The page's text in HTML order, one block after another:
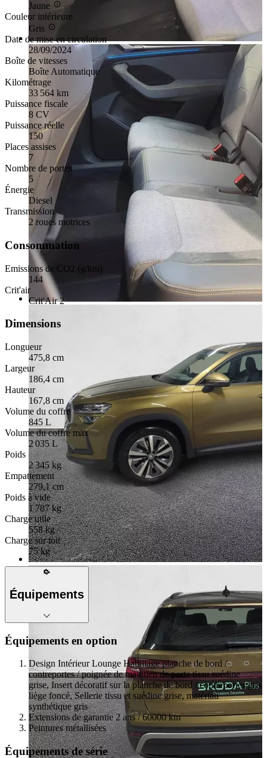
Jaune
Couleur intérieure
Gris
Date de mise en circulation
28/09/2024
Boîte de vitesses
Boîte Automatique
Kilométrage
33 564 km
Puissance fiscale
8 CV
Puissance réelle
150
Places assises
7
Nombre de portes
5
Énergie
Diesel
Transmission
2 roues motrices
Consommation
Emissions de CO2 (g/km)
144
Crit'air
Crit'Air 2
Dimensions
Longueur
475,8 cm
Largeur
186,4 cm
Hauteur
167,8 cm
Volume du coffre
845 L
Volume du coffre max
2 035 L
Poids
2 345 kg
Empattement
279,1 cm
Poids à vide
1 787 kg
Charge utile
558 kg
Charge sur toit
75 kg
Équipements
Équipements en option
Design Intérieur Lounge Habillage planche de bord /
contreportes / poignée de maintien de porte tissu suédine
grise, Insert décoratif sur la planche de bord / contreportes gris
liège foncé, Sellerie tissu et suédine grise, matériau
synthétique gris
Extensions de garantie 2 ans / 60000 km
Peintures métallisées
Équipements de série